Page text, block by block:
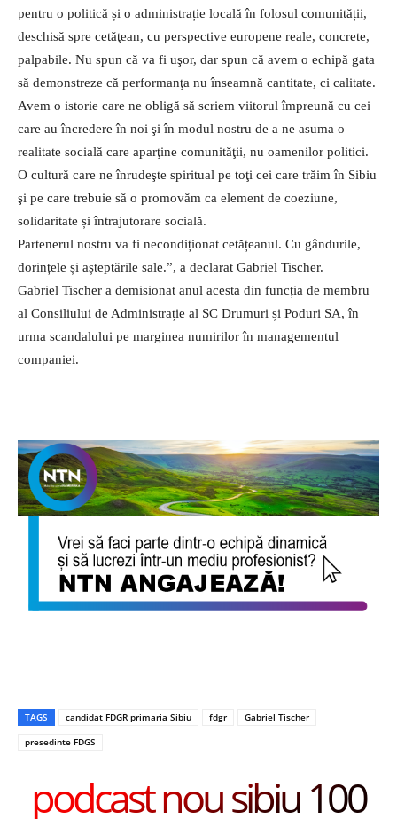
pentru o politică și o administrație locală în folosul comunității,
deschisă spre cetăţean, cu perspective europene reale, concrete,
palpabile. Nu spun că va fi uşor, dar spun că avem o echipă gata
să demonstreze că performanţa nu înseamnă cantitate, ci calitate.
Avem o istorie care ne obligă să scriem viitorul împreună cu cei
care au încredere în noi şi în modul nostru de a ne asuma o
realitate socială care aparţine comunităţii, nu oamenilor politici.
O cultură care ne înrudeşte spiritual pe toţi cei care trăim în Sibiu
şi pe care trebuie să o promovăm ca element de coeziune,
solidaritate și întrajutorare socială.
Partenerul nostru va fi necondiționat cetățeanul. Cu gândurile,
dorințele și așteptările sale.”, a declarat Gabriel Tischer.
Gabriel Tischer a demisionat anul acesta din funcția de membru
al Consiliului de Administrație al SC Drumuri și Poduri SA, în
urma scandalului pe marginea numirilor în managementul
companiei.
TAGS candidat FDGR primaria Sibiu fdgr
Gabriel Tischer
presedinte FDGS
podcast nou sibiu 100